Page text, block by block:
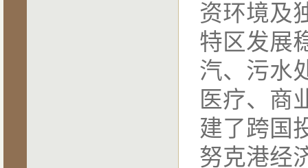
资环境及
特区发展
汽、污水
医疗、商
建了跨国
努克港经